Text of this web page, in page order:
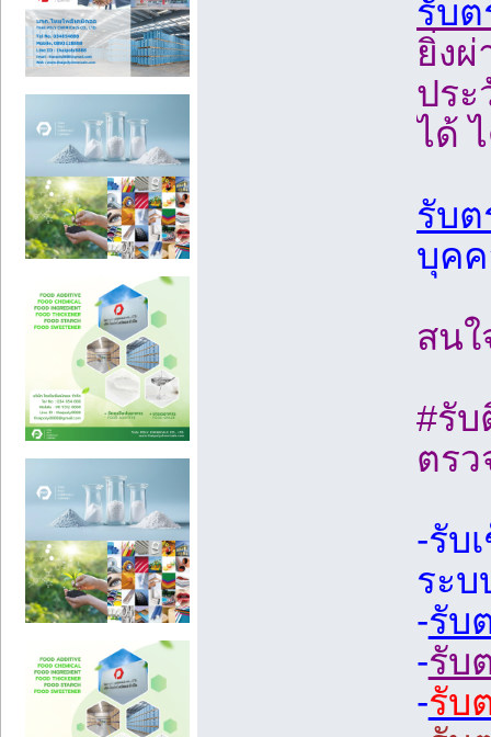
รับ
ยิ่ง
ประ
ได้
รับ
บุค
สน
#รั
ตรว
-รับ
ระบ
-รับ
-รับ
-รับ